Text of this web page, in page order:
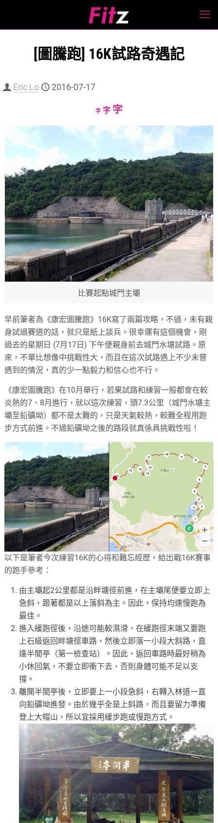
[圖騰跑] 16K試路奇遇記
Eric Lo 2016-07-17
字Decrease
字Reset
size.
字Increase
size.
比賽起點城門主壩
早前筆者為《康宏圖騰跑》16K寫了兩篇攻略，不過，未有親
身試過賽道的話，就只是紙上談兵。很幸運有這個機會，剛
過去的星期日 (7月17日) 下午便親身前去城門水塘試路。原
來，不單比想像中挑戰性大，而且在這次試路遇上不少未曾
遇到的情況，真的少一點毅力和信心也不行。
《康宏圖騰跑》在10月舉行，若果試路和練習一般都會在較
炎熱的7、8月進行，就以這次練習，頭7.3公里（城門水塘主
壩至鉛礦坳）都不是太難的，只是天氣較熱，較難全程用跑
步方式前進。不過鉛礦坳之後的路段就真係具挑戰性啦！
以下是筆者今次練習16K的心得和難忘經歷，給出戰16K賽事
的跑手參考：
由主壩起2公里都是沿畔塘徑前進，在主壩尾便要立即上
急斜，跟著都是以上落斜為主。因此，保持均速慢跑為
最佳。
進入緩跑徑後，沿途可能較濕滑，在緩跑徑末端又要跑
上石級返回畔塘徑車路，然後立即落一小段大斜路，直
達半閒亭（第一檢查站）。因此，返回車路時最好稍為
小休回氣，不要立即衝下去，否則身體可能不足以支
撐。
離開半閒亭後，立即要上一小段急斜，右轉入林道一直
向鉛礦坳進發。由於幾乎全是上斜路，而且要留力準備
登上大帽山，所以宜採用緩步跑或慢跑方式。